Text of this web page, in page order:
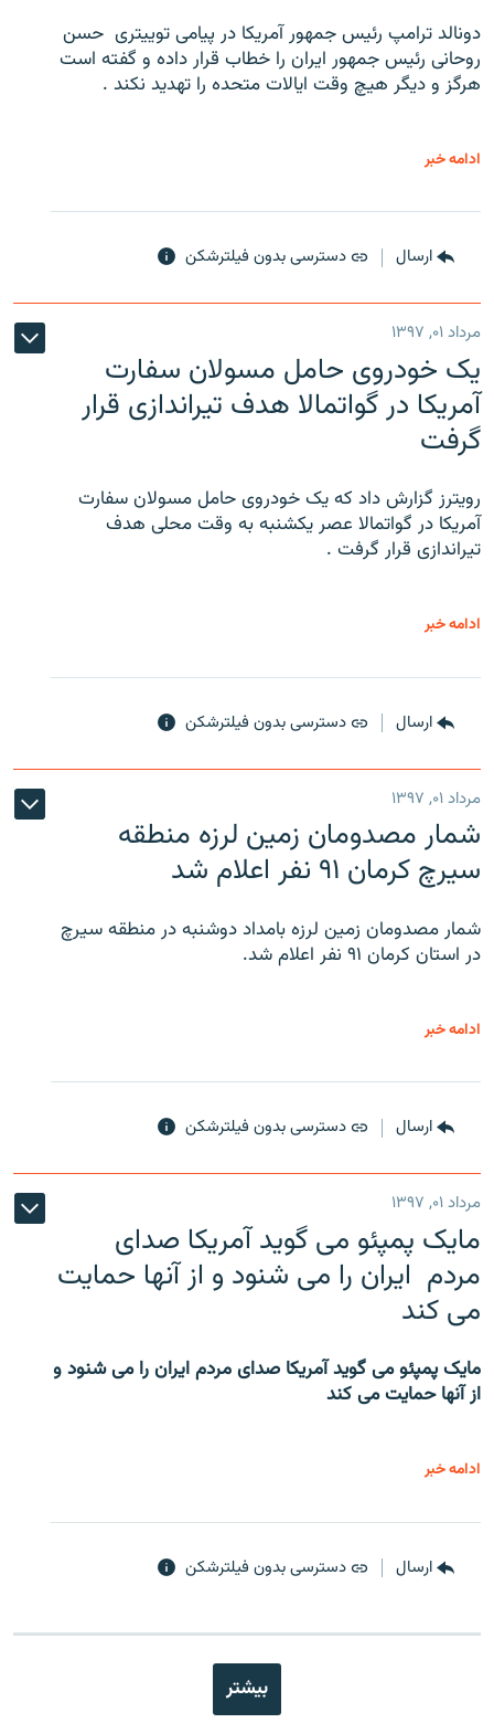
دونالد ترامپ رئیس جمهور آمریکا در پیامی توییتری ‌ حسن
روحانی رئیس جمهور ایران را خطاب قرار داده و گفته است
هرگز و دیگر هیچ وقت ایالات متحده را تهدید نکند .
ادامه خبر
ارسال دسترسی بدون فیلترشکن
مرداد ۰۱, ۱۳۹۷
یک خودروی حامل مسولان سفارت
آمریکا در گواتمالا هدف تیراندازی قرار
گرفت
رویترز گزارش داد که یک خودروی حامل مسولان سفارت
آمریکا در گواتمالا عصر یکشنبه به وقت محلی هدف
تیراندازی قرار گرفت .
ادامه خبر
ارسال دسترسی بدون فیلترشکن
مرداد ۰۱, ۱۳۹۷
شمار مصدومان زمین لرزه منطقه
سیرچ کرمان ۹۱ نفر اعلام شد
شمار مصدومان زمین لرزه بامداد دوشنبه در منطقه سیرچ
در استان کرمان ۹۱ نفر اعلام شد.
ادامه خبر
ارسال دسترسی بدون فیلترشکن
مرداد ۰۱, ۱۳۹۷
مایک پمپئو می گوید آمریکا صدای
مردم ایران را می شنود و از آنها حمایت
می کند
مایک پمپئو می گوید آمریکا صدای مردم ایران را می شنود و
از آنها حمایت می کند
ادامه خبر
ارسال دسترسی بدون فیلترشکن
بیشتر